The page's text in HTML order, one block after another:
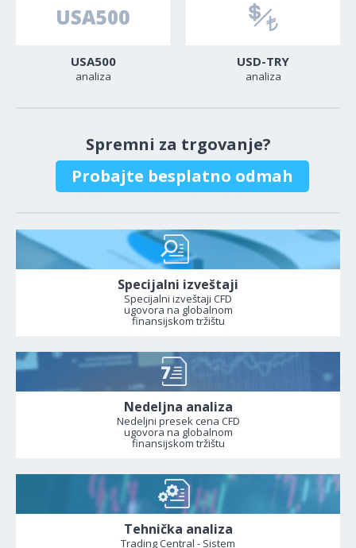
USA500
analiza
USD-TRY
analiza
Spremni za trgovanje?
Probajte besplatno odmah
Specijalni izveštaji
Specijalni izveštaji CFD
ugovora na globalnom
finansijskom tržištu
Nedeljna analiza
Nedeljni presek cena CFD
ugovora na globalnom
finansijskom tržištu
Tehnička analiza
Trading Central - Sistem